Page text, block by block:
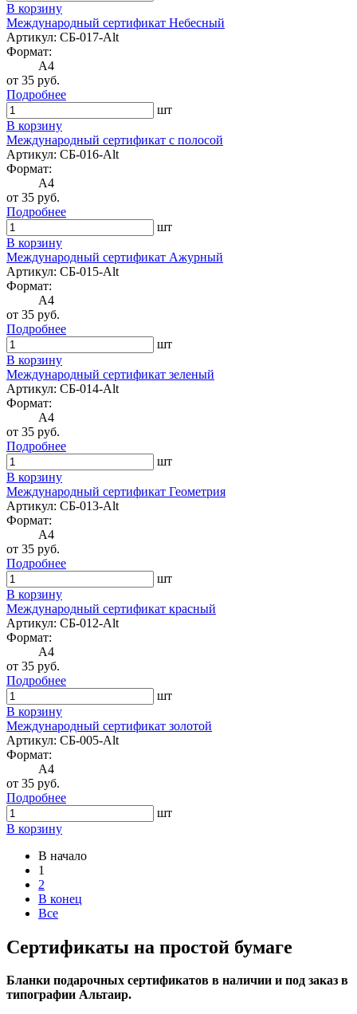
В корзину
Международный сертификат Небесный
Артикул: СБ-017-Alt
Формат:
A4
от 35 руб.
Подробнее
шт
В корзину
Международный сертификат с полосой
Артикул: СБ-016-Alt
Формат:
A4
от 35 руб.
Подробнее
шт
В корзину
Международный сертификат Ажурный
Артикул: СБ-015-Alt
Формат:
A4
от 35 руб.
Подробнее
шт
В корзину
Международный сертификат зеленый
Артикул: СБ-014-Alt
Формат:
A4
от 35 руб.
Подробнее
шт
В корзину
Международный сертификат Геометрия
Артикул: СБ-013-Alt
Формат:
A4
от 35 руб.
Подробнее
шт
В корзину
Международный сертификат красный
Артикул: СБ-012-Alt
Формат:
A4
от 35 руб.
Подробнее
шт
В корзину
Международный сертификат золотой
Артикул: СБ-005-Alt
Формат:
A4
от 35 руб.
Подробнее
шт
В корзину
В начало
1
2
В конец
Все
Cертификаты на простой бумаге
Бланки подарочных сертификатов в наличии и под заказ в
типографии Альтаир.